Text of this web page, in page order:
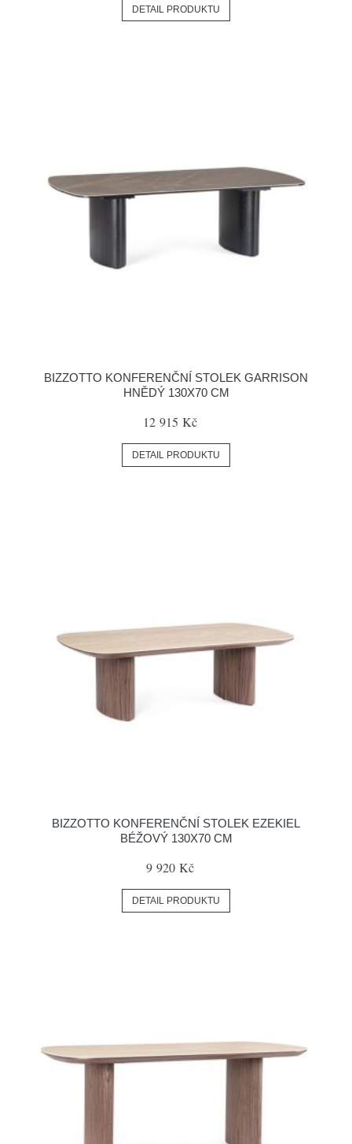
DETAIL PRODUKTU
BIZZOTTO KONFERENČNÍ STOLEK GARRISON
HNĚDÝ 130X70 CM
12 915 Kč
DETAIL PRODUKTU
BIZZOTTO KONFERENČNÍ STOLEK EZEKIEL
BÉŽOVÝ 130X70 CM
9 920 Kč
DETAIL PRODUKTU